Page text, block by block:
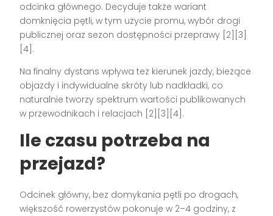
odcinka głównego. Decyduje także wariant
domknięcia pętli, w tym użycie promu, wybór drogi
publicznej oraz sezon dostępności przeprawy [2][3]
[4].
Na finalny dystans wpływa też kierunek jazdy, bieżące
objazdy i indywidualne skróty lub nadkładki, co
naturalnie tworzy spektrum wartości publikowanych
w przewodnikach i relacjach [2][3][4].
Ile czasu potrzeba na
przejazd?
Odcinek główny, bez domykania pętli po drogach,
większość rowerzystów pokonuje w 2–4 godziny, z